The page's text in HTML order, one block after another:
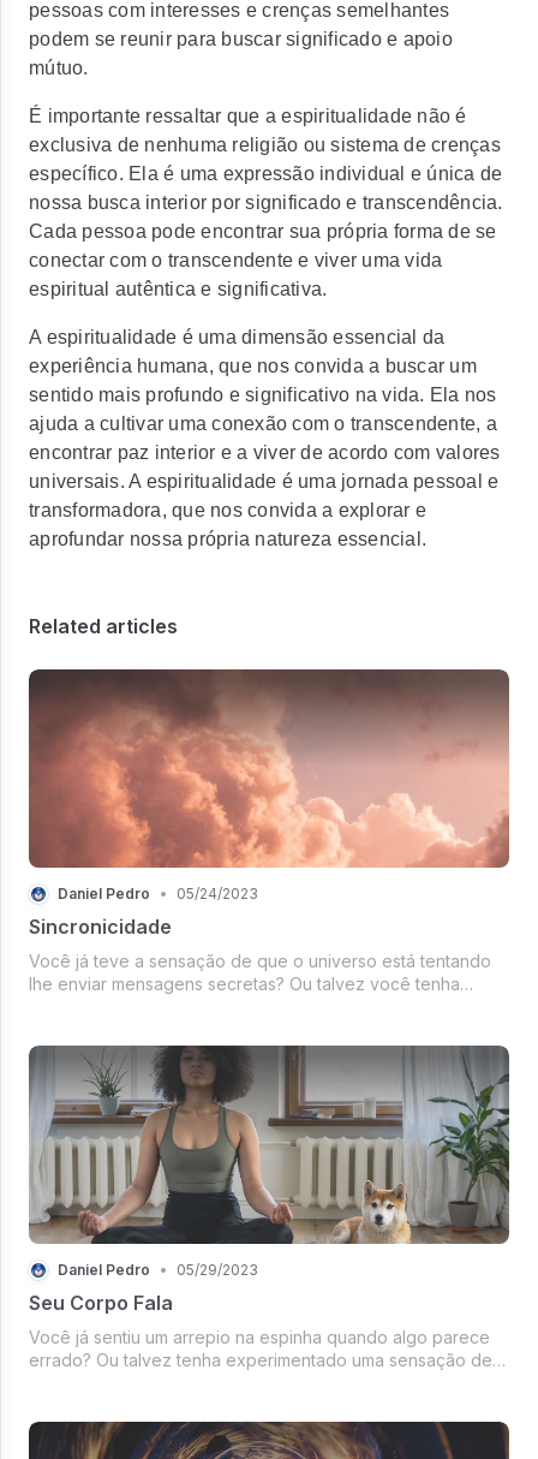
pessoas com interesses e crenças semelhantes
podem se reunir para buscar significado e apoio
mútuo.
É importante ressaltar que a espiritualidade não é
exclusiva de nenhuma religião ou sistema de crenças
específico. Ela é uma expressão individual e única de
nossa busca interior por significado e transcendência.
Cada pessoa pode encontrar sua própria forma de se
conectar com o transcendente e viver uma vida
espiritual autêntica e significativa.
A espiritualidade é uma dimensão essencial da
experiência humana, que nos convida a buscar um
sentido mais profundo e significativo na vida. Ela nos
ajuda a cultivar uma conexão com o transcendente, a
encontrar paz interior e a viver de acordo com valores
universais. A espiritualidade é uma jornada pessoal e
transformadora, que nos convida a explorar e
aprofundar nossa própria natureza essencial.
Related articles
Daniel Pedro • 05/24/2023
Sincronicidade
Você já teve a sensação de que o universo está tentando
lhe enviar mensagens secretas? Ou talvez você tenha
Daniel Pedro • 05/29/2023
Seu Corpo Fala
Você já sentiu um arrepio na espinha quando algo parece
errado? Ou talvez tenha experimentado uma sensação de